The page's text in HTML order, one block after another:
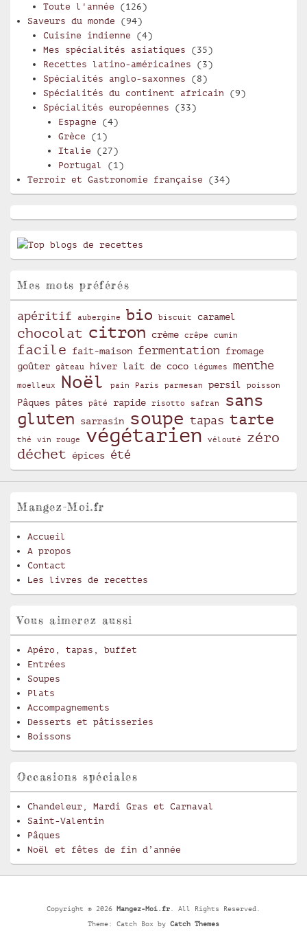
Toute l'année (126)
Saveurs du monde (94)
Cuisine indienne (4)
Mes spécialités asiatiques (35)
Recettes latino-américaines (3)
Spécialités anglo-saxonnes (8)
Spécialités du continent africain (9)
Spécialités européennes (33)
Espagne (4)
Grèce (1)
Italie (27)
Portugal
(1)
Terroir et Gastronomie française (34)
Mes mots préférés
apéritif aubergine bio biscuit caramel
chocolat citron crème crêpe cumin
facile fait-maison fermentation
fromage
goûter
gâteau hiver lait de coco légumes menthe
moelleux Noël pain Paris parmesan persil poisson
Pâques pâtes pâté rapide risotto safran
sans
gluten
sarrasin soupe tapas tarte
thé vin rouge végétarien vélouté
zéro
déchet
épices été
Mangez-Moi.fr
Accueil
A propos
Contact
Les livres de recettes
Vous aimerez aussi
Apéro, tapas, buffet
Entrées
Soupes
Plats
Accompagnements
Desserts et pâtisseries
Boissons
Occasions spéciales
Chandeleur, Mardi Gras et Carnaval
Saint-Valentin
Pâques
Noël et fêtes de fin d’année
Copyright © 2026 Mangez-Moi.fr . All Rights Reserved.
Theme: Catch Box by Catch Themes